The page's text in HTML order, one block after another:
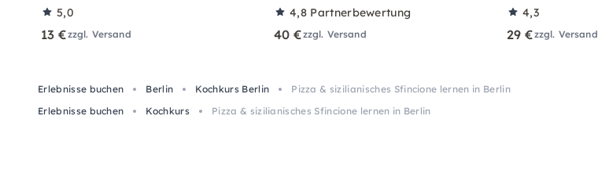
5,0
13 €zzgl. Versand
4,8 Partnerbewertung
40 €zzgl. Versand
4,3
29 €zzgl. Versand
Erlebnisse buchen Berlin Kochkurs Berlin
Pizza & sizilianisches Sfincione lernen in Berlin
Erlebnisse buchen
Kochkurs Pizza & sizilianisches Sfincione lernen in Berlin